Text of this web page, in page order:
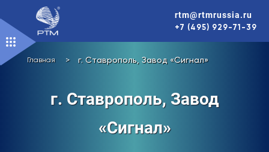
к
содержимому
rtm@rtmrussia.ru
+7 (495) 929-71-39
Главная > г. Ставрополь, Завод «Сигнал»
г. Ставрополь, Завод
«Сигнал»